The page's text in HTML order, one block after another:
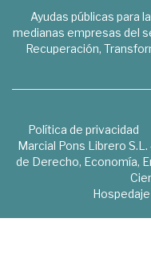
Ayudas públicas para
medianas empresas del
Recuperación,
Política de privacidad
Marcial Pons Librero
de Derecho, Economía,